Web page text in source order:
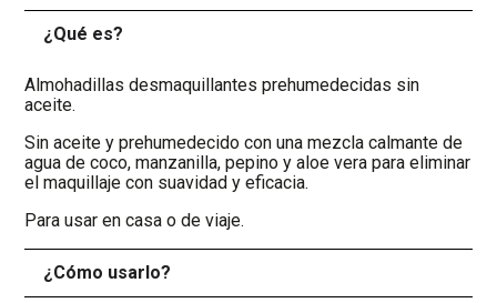
¿Qué es?
Almohadillas desmaquillantes prehumedecidas sin
aceite.
Sin aceite y prehumedecido con una mezcla calmante de
agua de coco, manzanilla, pepino y aloe vera para eliminar
el maquillaje con suavidad y eficacia.
Para usar en casa o de viaje.
¿Cómo usarlo?